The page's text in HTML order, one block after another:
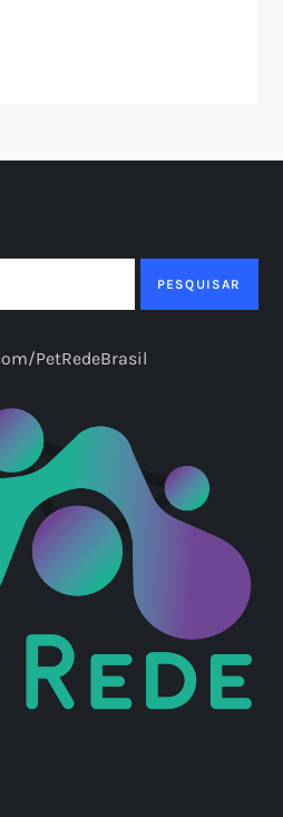
PESQUISAR
PetRedeBrasil